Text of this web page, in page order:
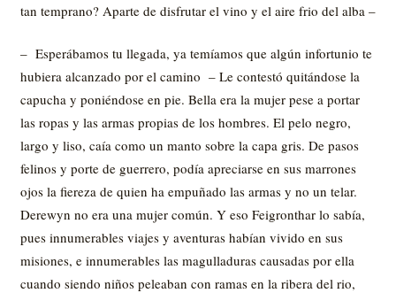
tan temprano? Aparte de disfrutar el vino y el aire frio del alba –
– Esperábamos tu llegada, ya temíamos que algún infortunio te
hubiera alcanzado por el camino – Le contestó quitándose la
capucha y poniéndose en pie. Bella era la mujer pese a portar
las ropas y las armas propias de los hombres. El pelo negro,
largo y liso, caía como un manto sobre la capa gris. De pasos
felinos y porte de guerrero, podía apreciarse en sus marrones
ojos la fiereza de quien ha empuñado las armas y no un telar.
Derewyn no era una mujer común. Y eso Feigronthar lo sabía,
pues innumerables viajes y aventuras habían vivido en sus
misiones, e innumerables las magulladuras causadas por ella
cuando siendo niños peleaban con ramas en la ribera del rio,